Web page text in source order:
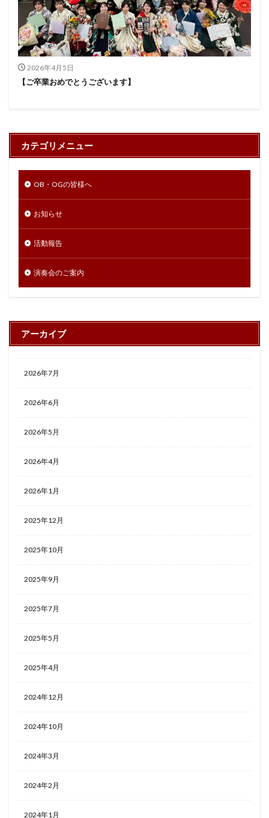
2026年4月5日
【ご卒業おめでとうございます】
カテゴリメニュー
OB・OGの皆様へ
お知らせ
活動報告
演奏会のご案内
アーカイブ
2026年7月
2026年6月
2026年5月
2026年4月
2026年1月
2025年12月
2025年10月
2025年9月
2025年7月
2025年5月
2025年4月
2024年12月
2024年10月
2024年3月
2024年2月
2024年1月